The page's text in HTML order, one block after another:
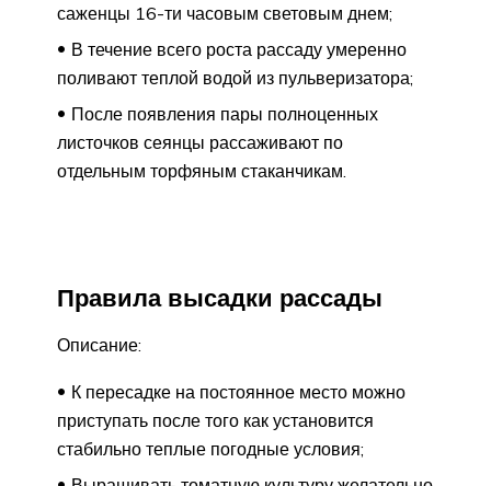
саженцы 16-ти часовым световым днем;
В течение всего роста рассаду умеренно
поливают теплой водой из пульверизатора;
После появления пары полноценных
листочков сеянцы рассаживают по
отдельным торфяным стаканчикам.
Правила высадки рассады
Описание:
К пересадке на постоянное место можно
приступать после того как установится
стабильно теплые погодные условия;